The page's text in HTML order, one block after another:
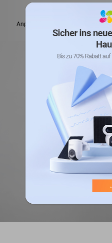
Anpassbare Erkennungszone